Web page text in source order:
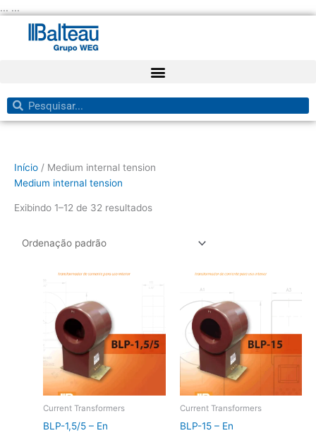
... ...
para
conteúdo
Pesquisar
Pesquisar
Início / Medium internal tension
Medium internal tension
Exibindo 1–12 de 32 resultados
Current Transformers
BLP-1,5/5 – En
Current Transformers
BLP-15 – En